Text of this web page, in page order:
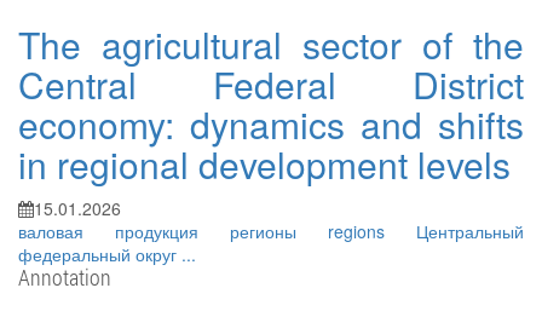
The agricultural sector of the
Central Federal District
economy: dynamics and shifts
in regional development levels
15.01.2026
валовая продукция регионы regions Центральный
федеральный округ ...
Annotation